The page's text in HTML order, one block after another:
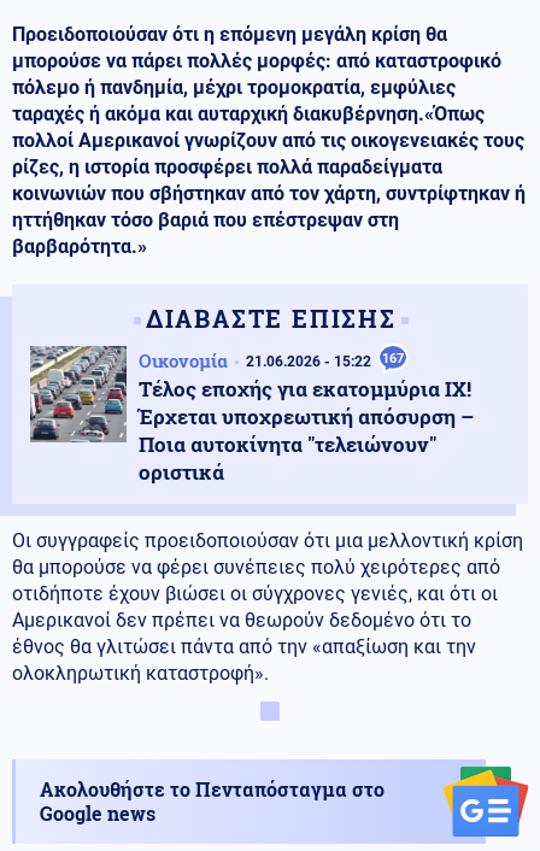
Προειδοποιούσαν ότι η επόμενη μεγάλη κρίση θα
μπορούσε να πάρει πολλές μορφές: από καταστροφικό
πόλεμο ή πανδημία, μέχρι τρομοκρατία, εμφύλιες
ταραχές ή ακόμα και αυταρχική διακυβέρνηση.«Όπως
πολλοί Αμερικανοί γνωρίζουν από τις οικογενειακές τους
ρίζες, η ιστορία προσφέρει πολλά παραδείγματα
κοινωνιών που σβήστηκαν από τον χάρτη, συντρίφτηκαν ή
ηττήθηκαν τόσο βαριά που επέστρεψαν στη
βαρβαρότητα.»
ΔΙΑΒΑΣΤΕ ΕΠΙΣΗΣ
Οικονομία 21.06.2026 - 15:22 167
Τέλος εποχής για εκατομμύρια ΙΧ!
Έρχεται υποχρεωτική απόσυρση –
Ποια αυτοκίνητα "τελειώνουν"
οριστικά
Οι συγγραφείς προειδοποιούσαν ότι μια μελλοντική κρίση
θα μπορούσε να φέρει συνέπειες πολύ χειρότερες από
οτιδήποτε έχουν βιώσει οι σύγχρονες γενιές, και ότι οι
Αμερικανοί δεν πρέπει να θεωρούν δεδομένο ότι το
έθνος θα γλιτώσει πάντα από την «απαξίωση και την
ολοκληρωτική καταστροφή».
Ακολουθήστε το Πενταπόσταγμα στο
Google news